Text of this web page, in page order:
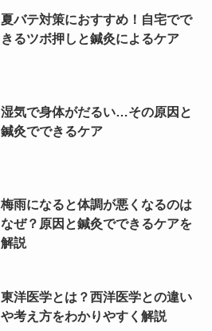
夏バテ対策におすすめ！自宅でで
きるツボ押しと鍼灸によるケア
湿気で身体がだるい…その原因と
鍼灸でできるケア
梅雨になると体調が悪くなるのは
なぜ？原因と鍼灸でできるケアを
解説
東洋医学とは？西洋医学との違い
や考え方をわかりやすく解説